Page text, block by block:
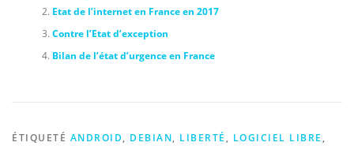
Etat de l’internet en France en 2017
Contre l’Etat d’exception
Bilan de l’état d’urgence en France
ÉTIQUETÉ ANDROID, DEBIAN, LIBERTÉ , LOGICIEL LIBRE ,